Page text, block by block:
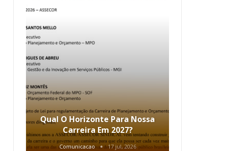
Qual O Horizonte Para Nossa
Carreira Em 2027?
Comunicacao 17 jul, 2026